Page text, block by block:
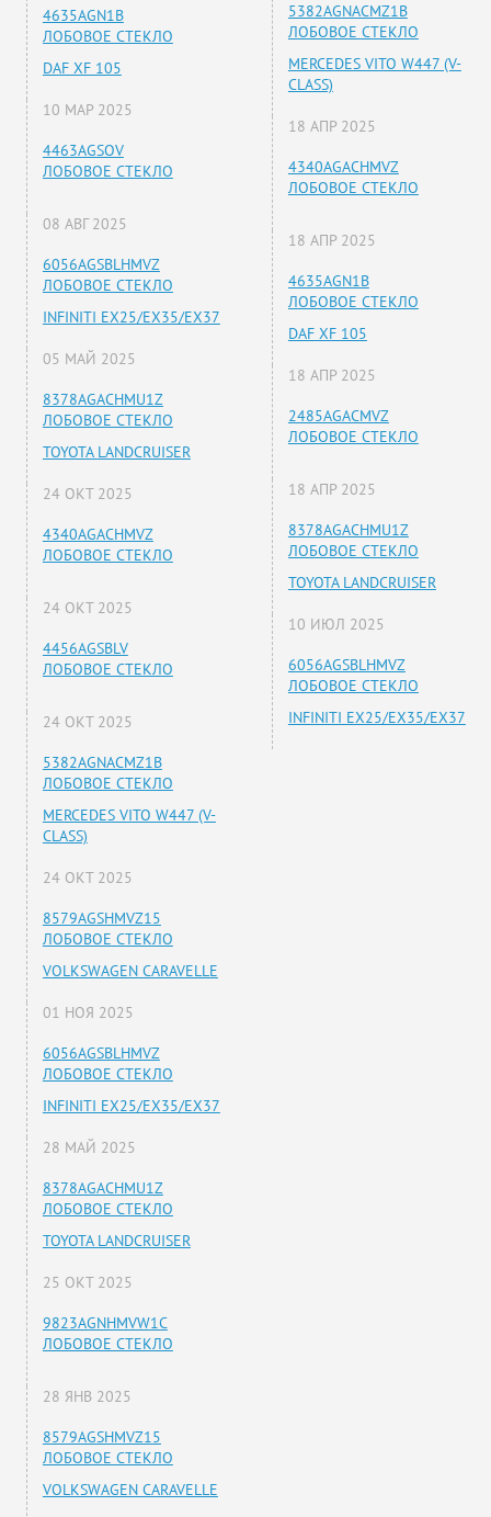
4635AGN1B
ЛОБОВОЕ СТЕКЛО
DAF XF 105
10 МАР 2025
4463AGSOV
ЛОБОВОЕ СТЕКЛО
08 АВГ 2025
6056AGSBLHMVZ
ЛОБОВОЕ СТЕКЛО
INFINITI EX25/EX35/EX37
05 МАЙ 2025
8378AGACHMU1Z
ЛОБОВОЕ СТЕКЛО
TOYOTA LANDCRUISER
24 ОКТ 2025
4340AGACHMVZ
ЛОБОВОЕ СТЕКЛО
24 ОКТ 2025
4456AGSBLV
ЛОБОВОЕ СТЕКЛО
24 ОКТ 2025
5382AGNACMZ1B
ЛОБОВОЕ СТЕКЛО
MERCEDES VITO W447 (V-
CLASS)
24 ОКТ 2025
8579AGSHMVZ15
ЛОБОВОЕ СТЕКЛО
VOLKSWAGEN CARAVELLE
01 НОЯ 2025
6056AGSBLHMVZ
ЛОБОВОЕ СТЕКЛО
INFINITI EX25/EX35/EX37
28 МАЙ 2025
8378AGACHMU1Z
ЛОБОВОЕ СТЕКЛО
TOYOTA LANDCRUISER
25 ОКТ 2025
9823AGNHMVW1C
ЛОБОВОЕ СТЕКЛО
28 ЯНВ 2025
8579AGSHMVZ15
ЛОБОВОЕ СТЕКЛО
VOLKSWAGEN CARAVELLE
5382AGNACMZ1B
ЛОБОВОЕ СТЕКЛО
MERCEDES VITO W447 (V-
CLASS)
18 АПР 2025
4340AGACHMVZ
ЛОБОВОЕ СТЕКЛО
18 АПР 2025
4635AGN1B
ЛОБОВОЕ СТЕКЛО
DAF XF 105
18 АПР 2025
2485AGACMVZ
ЛОБОВОЕ СТЕКЛО
18 АПР 2025
8378AGACHMU1Z
ЛОБОВОЕ СТЕКЛО
TOYOTA LANDCRUISER
10 ИЮЛ 2025
6056AGSBLHMVZ
ЛОБОВОЕ СТЕКЛО
INFINITI EX25/EX35/EX37